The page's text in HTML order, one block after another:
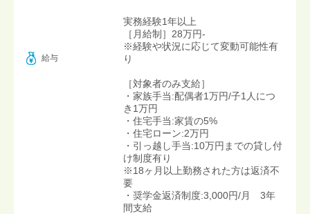
給与
実務経験1年以上
［月給制］28万円-
※経験や状況に応じて変動可能性有
り
［対象者のみ支給］
・家族手当:配偶者1万円/子1人につ
き1万円
・住宅手当:家賃の5%
・住宅ローン:2万円
・引っ越し手当:10万円までの貸し付
け制度有り
※18ヶ月以上勤務された方は返済不
要
・奨学金返済制度:3,000円/月 3年
間支給